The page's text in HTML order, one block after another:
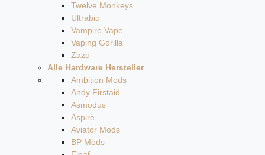
Twelve Monkeys
Ultrabio
Vampire Vape
Vaping Gorilla
Zazo
Alle Hardware Hersteller
Ambition Mods
Andy Firstaid
Asmodus
Aspire
Aviator Mods
BP Mods